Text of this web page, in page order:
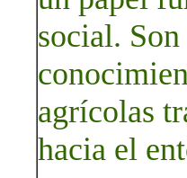
social.
agrícolas
hacia el